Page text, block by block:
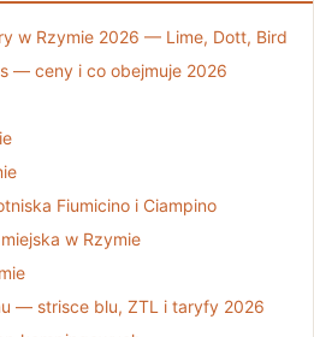
w Rzymie 2026 — Lime, Dott, Bird
— ceny i co obejmuje 2026
Fiumicino i Ciampino
w Rzymie
— strisce blu, ZTL i taryfy 2026